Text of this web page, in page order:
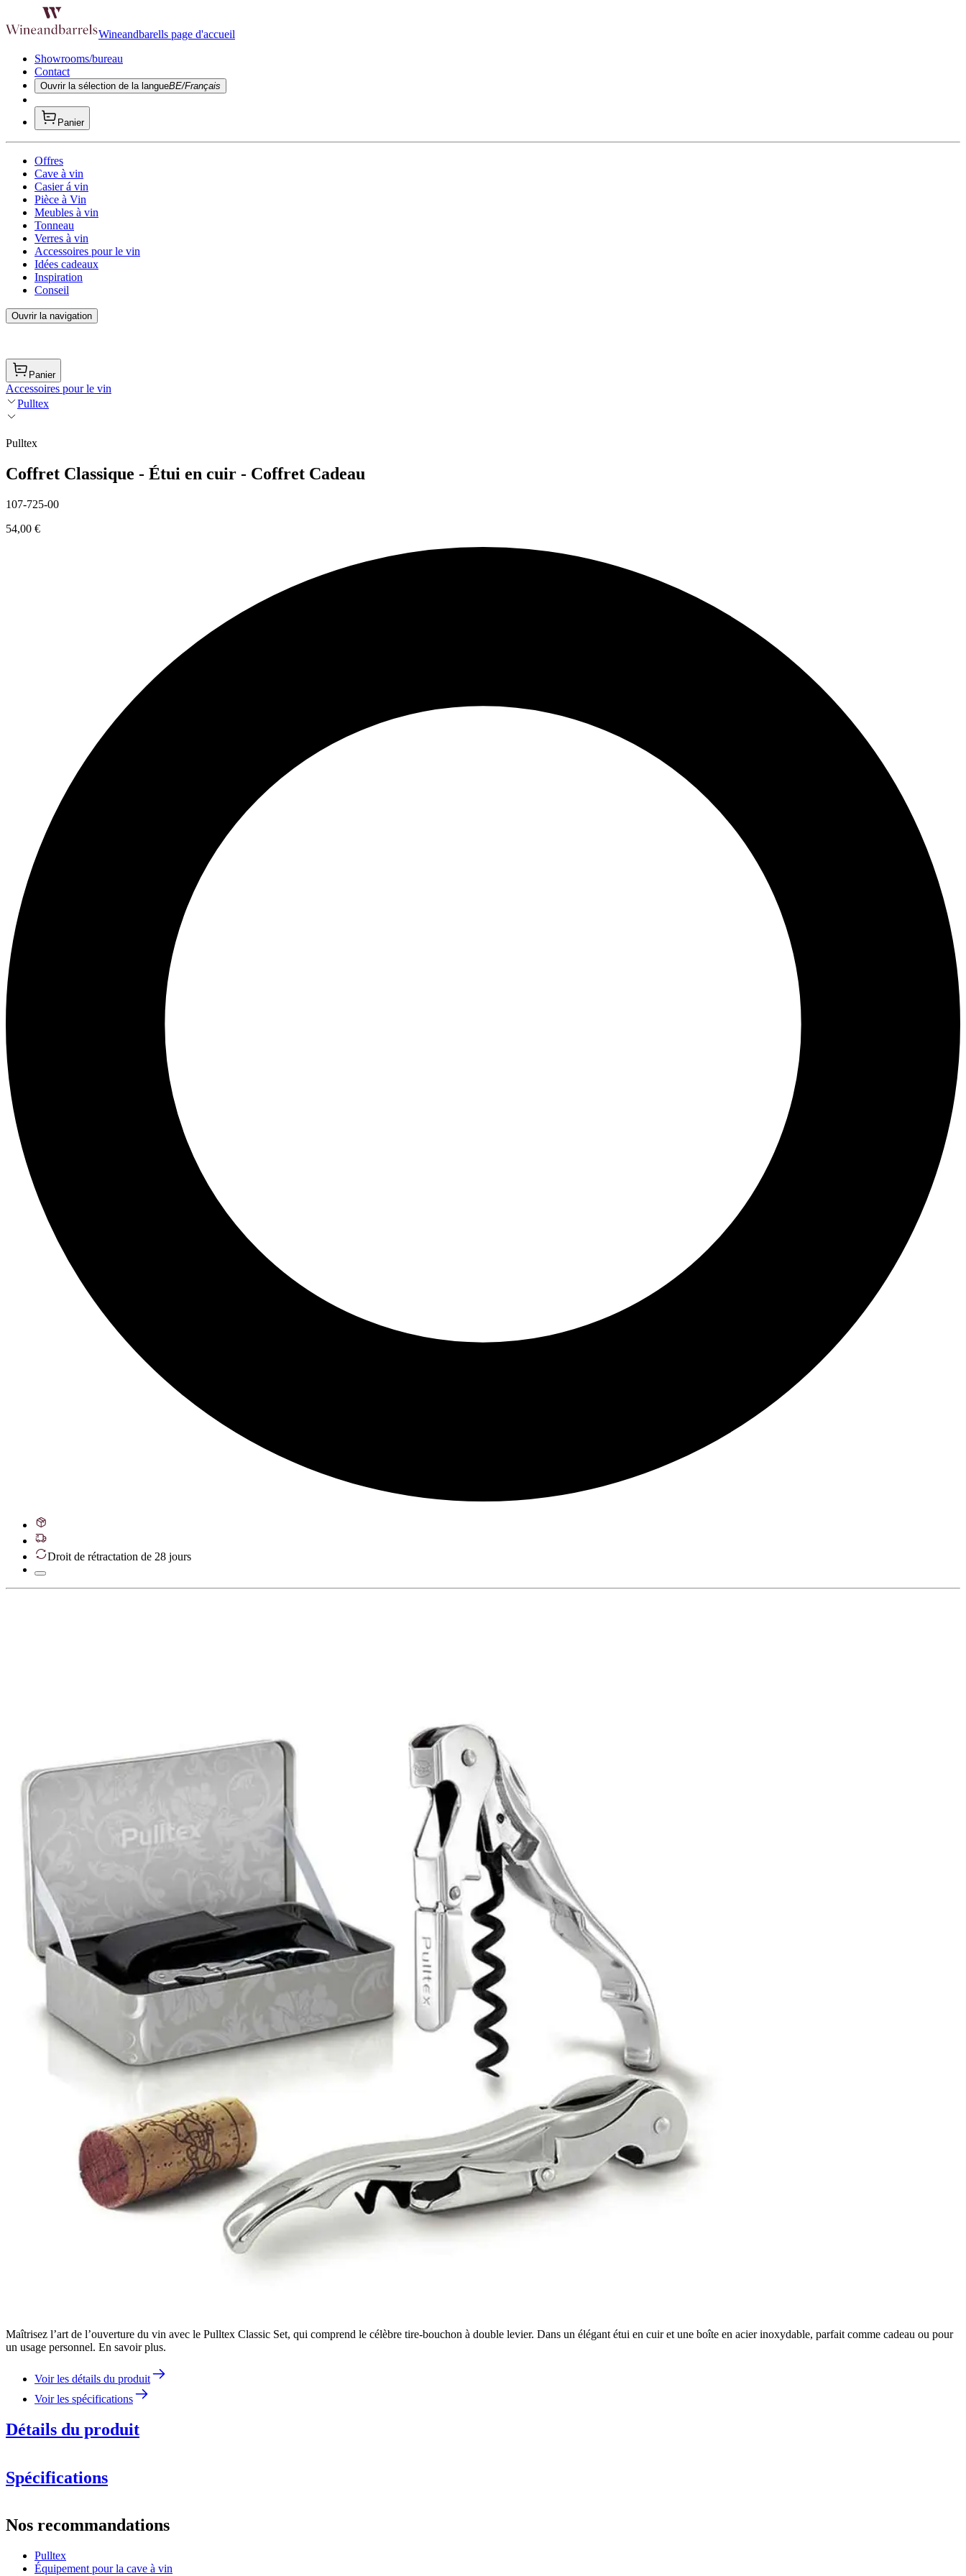
Wineandbarells page d'accueil
Showrooms/bureau
Contact
Ouvrir la sélection de la langueBE/Français
Panier
Offres
Cave à vin
Casier á vin
Pièce à Vin
Meubles à vin
Tonneau
Verres à vin
Accessoires pour le vin
Idées cadeaux
Inspiration
Conseil
Ouvrir la navigation
Panier
Accessoires pour le vin
Pulltex
Pulltex
Coffret Classique - Étui en cuir - Coffret Cadeau
107-725-00
54,00 €
Droit de rétractation de 28 jours
Maîtrisez l’art de l’ouverture du vin avec le Pulltex Classic Set, qui comprend le célèbre tire-bouchon à double levier. Dans un élégant étui en cuir et une boîte en acier inoxydable, parfait comme cadeau ou pour
un usage personnel. En savoir plus.
Voir les détails du produit
Voir les spécifications
Détails du produit
Spécifications
Numéro de produit107-725-00
Dimensions (LxHxP cm)
Nos recommandations
Pulltex
Équipement pour la cave à vin